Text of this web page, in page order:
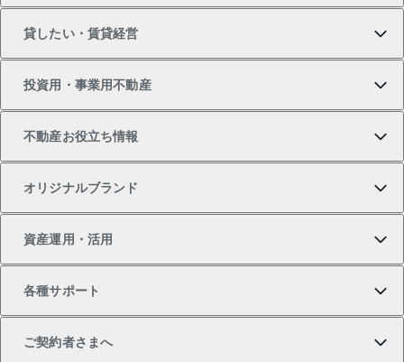
新築・分譲マンションの購入
中古マンションの購入
マンションの売却・査定
一戸建ての売却・査定
借りたいTOP
物件を借りる
貸したい・賃貸経営
貸したいTOP
投資用・事業用不動産
不動産お役立ち情報
オリジナルブランド
一棟リノベーションマンション L`GENTE（ルジェン
テ）
資産運用・活用
各種サポート
ご契約者さまへ